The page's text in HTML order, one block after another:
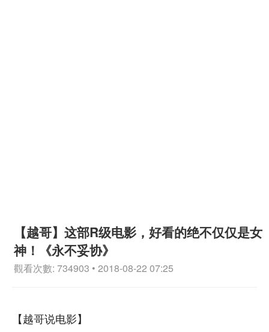
【越哥】这部R级电影，好看的绝不仅仅是女
神！《永不妥协》
觀看次數: 734903 • 2018-08-22 07:25
【越哥说电影】